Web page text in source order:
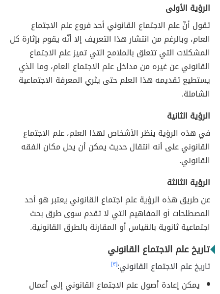
الرؤية الأولى
تقول أنّ علم الاجتماع القانوني أحد فروع علم الاجتماع
العام، وبالرغم من انتشار هذا التعريف إلا أنّه يقوم بإثارة كل
المشكلات التي تتعلق بالملامح التي تميز علم الاجتماع
القانوني عن غيره من مداخل علم الاجتماع العام، وما الذي
يستطيع تقديمه هذا العلم حتى يثري المعرفة الاجتماعية
الشاملة.
الرؤية الثانية
في هذه الرؤية ينظر الأشخاص لهذا العلم، علم الاجتماع
القانوني على أنه انتقال حديث يمكن أن يحل مكان الفقه
القانوني.
الرؤية الثالثة
عن طريق هذه الرؤية علم اجتماع القانوني يعتبر هو أحد
المصطلحات أو المفاهيم التي لا تقدم سوى طرق بحث
اجتماعية ثانوية بالقياس أو المقارنة بالطرق القانونية.
تاريخ علم الاجتماع القانوني
تاريخ علم الاجتماع القانوني:[٣]
يمكن إعادة أصول علم الاجتماع القانوني إلى أعمال